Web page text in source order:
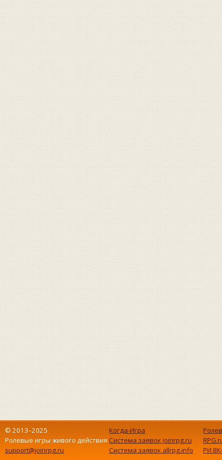
© 2013–2025
Ролевые игры живого действия
support@joinrpg.ru
Когда-Игра
Система заявок joinrpg.ru
Система заявок allrpg.info
РИ